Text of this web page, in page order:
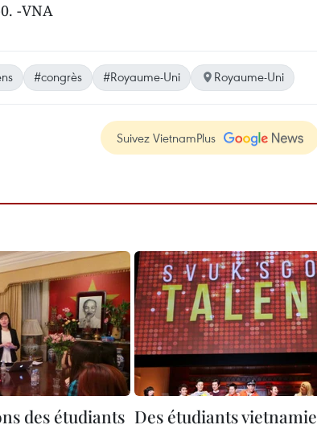
-VNA
#congrès #Royaume-Uni Royaume-Uni
Suivez VietnamPlus
des étudiants Des étudiants